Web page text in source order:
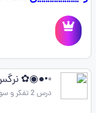
◦•●◉✿
درس 2 تفکر و سواد رسانه ای